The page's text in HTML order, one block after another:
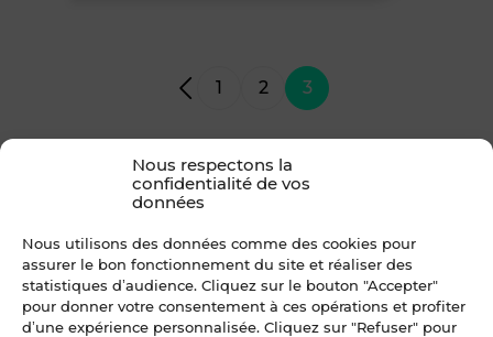
Nous respectons la
confidentialité de vos
données
Nous utilisons des données comme des cookies pour
assurer le bon fonctionnement du site et réaliser des
statistiques d’audience. Cliquez sur le bouton "Accepter"
pour donner votre consentement à ces opérations et profiter
d’une expérience personnalisée. Cliquez sur "Refuser" pour
1 2 3
Restaurant traditionnel 53-Mayenne
Brasserie 53-Mayenne
Pizzeria 53-Mayenne
Restaurant à thème 53-Mayenne
Restaurant ouvrier 53-Mayenne
Bar PMU... 53-Mayenne
Droit au bail/Pas de porte 53-
Terrain 53-Mayenne
Glacier 53-Mayenne
Sandwicherie/Snack 53-Mayenne
Bijouterie 53-Mayenne